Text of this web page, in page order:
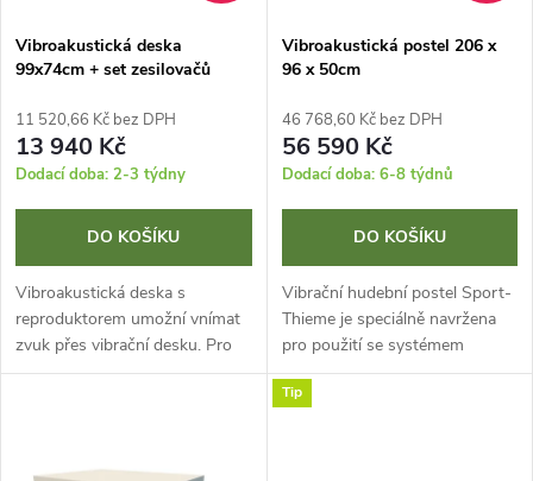
p
r
o
u
k
s
p
r
o
d
u
k
Vibroakustická deska
99x74cm + set zesilovačů
11 520,66 Kč bez DPH
13 940 Kč
Dodací doba: 2-3 týdny
DO KOŠÍKU
Vibroakustická deska s
reproduktorem umožní vnímat
zvuk přes vibrační desku. Pro
bazální stimulaci v těžce
Vibroakustická postel 206 x
96 x 50cm
46 768,60 Kč bez DPH
56 590 Kč
Dodací doba: 6-8 týdnů
DO KOŠÍKU
Vibrační hudební postel Sport-
Thieme je speciálně navržena
pro použití se systémem
vibračních desek. Pro bazální
stimulaci v oblasti těžkých
Tip